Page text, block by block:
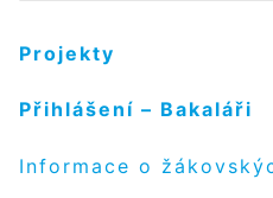
Projekty
Přihlášení – Bakaláři
Informace o